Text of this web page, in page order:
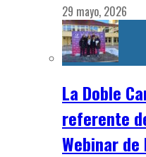
29 mayo, 2026
La Doble
referente
Webinar de